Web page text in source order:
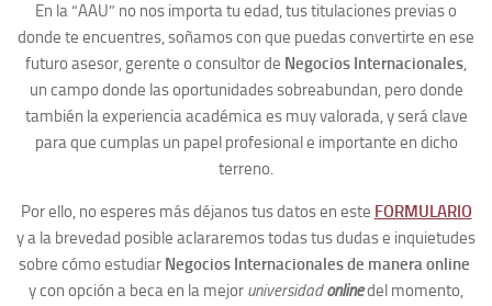
En la “AAU” no nos importa tu edad, tus titulaciones previas o
donde te encuentres, soñamos con que puedas convertirte en ese
futuro asesor, gerente o consultor de Negocios Internacionales,
un campo donde las oportunidades sobreabundan, pero donde
también la experiencia académica es muy valorada, y será clave
para que cumplas un papel profesional e importante en dicho
terreno.
Por ello, no esperes más déjanos tus datos en este FORMULARIO
y a la brevedad posible aclararemos todas tus dudas e inquietudes
sobre cómo estudiar Negocios Internacionales de manera online
y con opción a beca en la mejor universidadonlinedel momento,